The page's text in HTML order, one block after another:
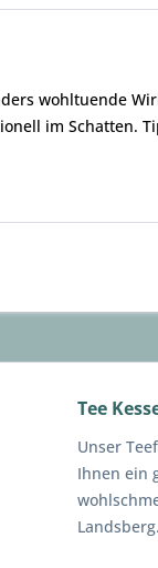
wohltuende
im Schatten.
Tee
Unser
Ihnen ein
Landsberg.